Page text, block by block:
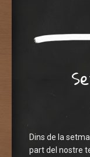
Dins de la
part del nostre